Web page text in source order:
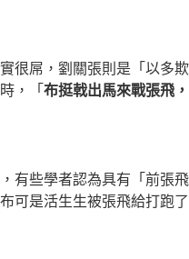
很屌，劉關張則是「以多
，「 布挺戟出馬來戰張飛
有些學者認為具有「前張
可是活生生被張飛給打跑